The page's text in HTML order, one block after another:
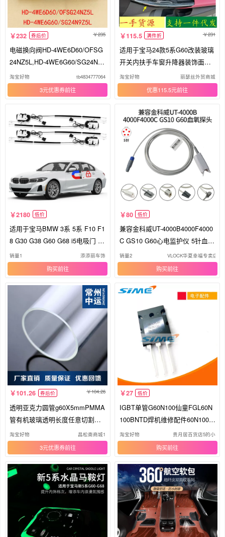
232 券后价 235
电磁换向阀HD-4WE6D60/OFSG
24NZ5L,HD-4WE6G60/SG24N9Z
5L现货
淘宝好物 tb4834777064
3元优惠券
115.5 满件折 231
适用于宝马24款5系G60改装玻璃
开关内扶手车窗升降器装饰面板
碳纤
淘宝好物 丽瑟丝外贸商城
优惠115.5元
2180 低价
适用于宝马BMW 3系 5系 F10 F1
8 G30 G38 G60 G68 i5电吸门 右
舵
销量1 添添丽车饰
购买
80 低价
兼容金科威UT-4000B4000F4000
C GS10 G60心电监护仪 5针血氧
探头
销量2 VLOCK华夏幸福专卖店
购买
101.26 券后价 104.26
透明亚克力圆管g60X5mmPMMA
管有机玻璃透明长度任意切割加
工定做
淘宝好物 昌松斋商城1
3元优惠券
27 低价
IGBT单管G60N100仙童FGL60N
100BNTD焊机维修配件60N100原
装全新ON
淘宝好物 贵月居百货店5的小
购买